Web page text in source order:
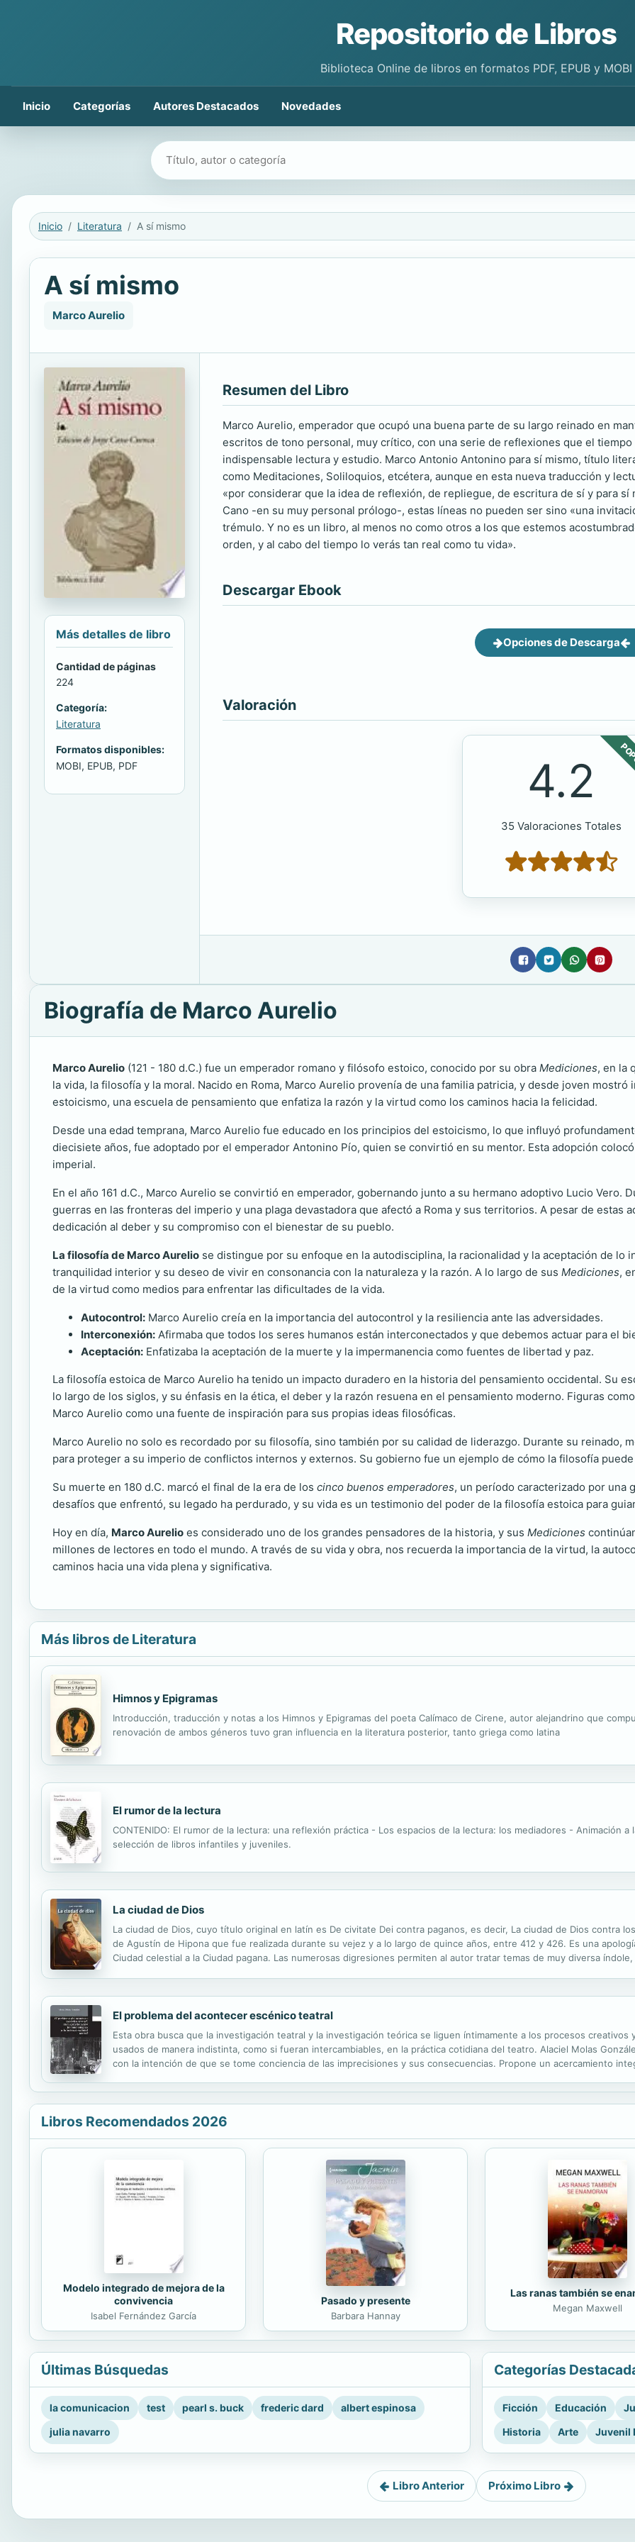
Repositorio de Libros
Biblioteca Online de libros en formatos PDF, EPUB y MOBI
Inicio Categorías Autores Destacados Novedades
Buscar libros
Inicio Literatura A sí mismo
A sí mismo
Marco Aurelio
Más detalles de libro
Cantidad de páginas
224
Categoría:
Literatura
Formatos disponibles:
MOBI, EPUB, PDF
Resumen del Libro
Marco Aurelio, emperador que ocupó una buena parte de su largo reinado en
escritos de tono personal, muy crítico, con una serie de reflexiones que el
indispensable lectura y estudio. Marco Antonio Antonino para sí mismo, título
como Meditaciones, Soliloquios, etcétera, aunque en esta nueva traducción y
«por considerar que la idea de reflexión, de repliegue, de escritura de sí y para
Cano -en su muy personal prólogo-, estas líneas no pueden ser sino «una
trémulo. Y no es un libro, al menos no como otros a los que estemos
orden, y al cabo del tiempo lo verás tan real como tu vida».
Descargar Ebook
Opciones de Descarga
Valoración
4.2
35 Valoraciones Totales
Biografía de Marco Aurelio
Marco Aurelio (121 - 180 d.C.) fue un emperador romano y filósofo estoico, conocido por su obra Mediciones, en la
la vida, la filosofía y la moral. Nacido en Roma, Marco Aurelio provenía de una familia patricia, y desde joven
estoicismo, una escuela de pensamiento que enfatiza la razón y la virtud como los caminos hacia la felicidad.
Desde una edad temprana, Marco Aurelio fue educado en los principios del estoicismo, lo que influyó
diecisiete años, fue adoptado por el emperador Antonino Pío, quien se convirtió en su mentor. Esta adopción
imperial.
En el año 161 d.C., Marco Aurelio se convirtió en emperador, gobernando junto a su hermano adoptivo Lucio Vero.
guerras en las fronteras del imperio y una plaga devastadora que afectó a Roma y sus territorios. A pesar de estas
dedicación al deber y su compromiso con el bienestar de su pueblo.
La filosofía de Marco Aurelio se distingue por su enfoque en la autodisciplina, la racionalidad y la aceptación de lo
tranquilidad interior y su deseo de vivir en consonancia con la naturaleza y la razón. A lo largo de sus Mediciones,
de la virtud como medios para enfrentar las dificultades de la vida.
Autocontrol: Marco Aurelio creía en la importancia del autocontrol y la resiliencia ante las adversidades.
Interconexión: Afirmaba que todos los seres humanos están interconectados y que debemos actuar para el
Aceptación: Enfatizaba la aceptación de la muerte y la impermanencia como fuentes de libertad y paz.
La filosofía estoica de Marco Aurelio ha tenido un impacto duradero en la historia del pensamiento occidental. Su
lo largo de los siglos, y su énfasis en la ética, el deber y la razón resuena en el pensamiento moderno. Figuras
Marco Aurelio como una fuente de inspiración para sus propias ideas filosóficas.
Marco Aurelio no solo es recordado por su filosofía, sino también por su calidad de liderazgo. Durante su reinado,
para proteger a su imperio de conflictos internos y externos. Su gobierno fue un ejemplo de cómo la filosofía
Su muerte en 180 d.C. marcó el final de la era de los cinco buenos emperadores, un período caracterizado por una
desafíos que enfrentó, su legado ha perdurado, y su vida es un testimonio del poder de la filosofía estoica para
Hoy en día, Marco Aurelio es considerado uno de los grandes pensadores de la historia, y sus Mediciones
millones de lectores en todo el mundo. A través de su vida y obra, nos recuerda la importancia de la virtud, la
caminos hacia una vida plena y significativa.
Más libros de Literatura
Himnos y Epigramas
Introducción, traducción y notas a los Himnos y Epigramas del poeta Calímaco de Cirene, autor alejandrino que
renovación de ambos géneros tuvo gran influencia en la literatura posterior, tanto griega como latina
El rumor de la lectura
CONTENIDO: El rumor de la lectura: una reflexión práctica - Los espacios de la lectura: los mediadores - Animación a
selección de libros infantiles y juveniles.
La ciudad de Dios
La ciudad de Dios, cuyo título original en latín es De civitate Dei contra paganos, es decir, La ciudad de Dios contra
de Agustín de Hipona que fue realizada durante su vejez y a lo largo de quince años, entre 412 y 426. Es una
Ciudad celestial a la Ciudad pagana. Las numerosas digresiones permiten al autor tratar temas de muy diversa
El problema del acontecer escénico teatral
Esta obra busca que la investigación teatral y la investigación teórica se liguen íntimamente a los procesos
usados de manera indistinta, como si fueran intercambiables, en la práctica cotidiana del teatro. Alaciel Molas
con la intención de que se tome conciencia de las imprecisiones y sus consecuencias. Propone un acercamiento
Libros Recomendados 2026
Modelo integrado de mejora de la
convivencia
Isabel Fernández García
Pasado y presente
Barbara Hannay
Las ranas también se
Megan Maxwell
Últimas Búsquedas
la comunicacion test pearl s. buck frederic dard
albert espinosa
julia navarro
Categorías
Ficción Educación
Historia
Arte Juvenil
Libro Anterior Próximo Libro